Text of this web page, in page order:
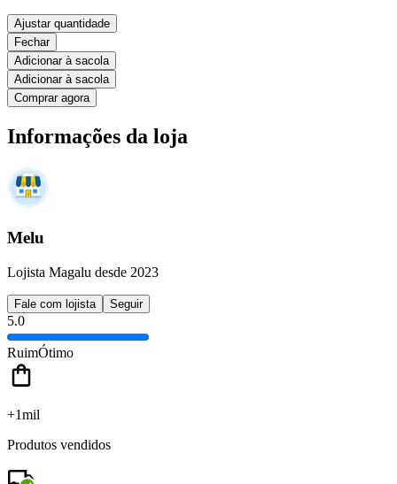
Ajustar quantidade
Fechar
Adicionar à sacola
Adicionar à sacola
Comprar agora
Informações da loja
Melu
Lojista Magalu desde 2023
Fale com lojista Seguir
5.0
RuimÓtimo
+1mil
Produtos vendidos